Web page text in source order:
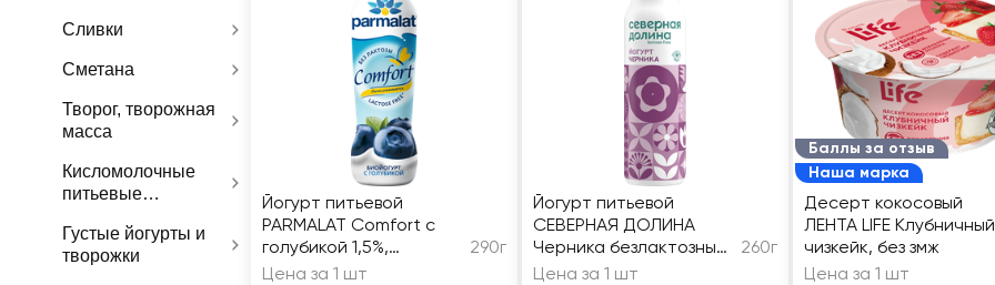
Сливки
Сметана
Творог, творожная
масса
Кисломолочные
питьевые
Густые йогурты и
творожки
Йогурт питьевой
PARMALAT Comfort с
голубикой 1,5%,
безлактозный, без змж
290г
Цена за 1 шт
Йогурт питьевой
СЕВЕРНАЯ ДОЛИНА
Черника безлактозный
2,2%, без змж
260г
Цена за 1 шт
Баллы за отзыв
Наша марка
Десерт кокосовый
ЛЕНТА LIFE Клубничный
чизкейк, без змж
Цена за 1 шт